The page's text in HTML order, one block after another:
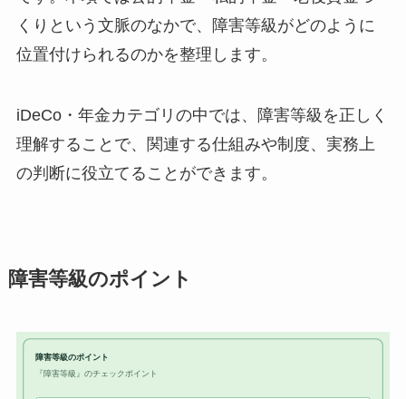
くりという文脈のなかで、障害等級がどのように
位置付けられるのかを整理します。
iDeCo・年金カテゴリの中では、障害等級を正しく
理解することで、関連する仕組みや制度、実務上
の判断に役立てることができます。
障害等級のポイント
障害等級のポイント
『障害等級』のチェックポイント